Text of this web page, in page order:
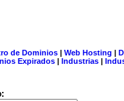
de Dominios| Web Hosting |
Expirados | Industrias |